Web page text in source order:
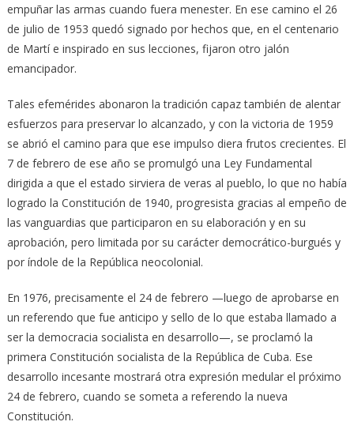
empuñar las armas cuando fuera menester. En ese camino el 26
de julio de 1953 quedó signado por hechos que, en el centenario
de Martí e inspirado en sus lecciones, fijaron otro jalón
emancipador.
Tales efemérides abonaron la tradición capaz también de alentar
esfuerzos para preservar lo alcanzado, y con la victoria de 1959
se abrió el camino para que ese impulso diera frutos crecientes. El
7 de febrero de ese año se promulgó una Ley Fundamental
dirigida a que el estado sirviera de veras al pueblo, lo que no había
logrado la Constitución de 1940, progresista gracias al empeño de
las vanguardias que participaron en su elaboración y en su
aprobación, pero limitada por su carácter democrático-burgués y
por índole de la República neocolonial.
En 1976, precisamente el 24 de febrero —luego de aprobarse en
un referendo que fue anticipo y sello de lo que estaba llamado a
ser la democracia socialista en desarrollo—, se proclamó la
primera Constitución socialista de la República de Cuba. Ese
desarrollo incesante mostrará otra expresión medular el próximo
24 de febrero, cuando se someta a referendo la nueva
Constitución.